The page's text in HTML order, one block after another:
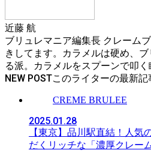
近藤 航
ブリュレマニア編集長 クレーム
きしてます。カラメルは硬め、
る派。カラメルをスプーンで叩く
NEW POST
CREME BRULEE
2025.01.28
【東京】品川駅直結！人気
だくリッチな「濃厚クレー